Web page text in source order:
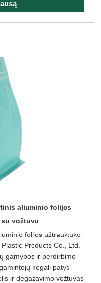
aliuminio folijos
vožtuvu
folijos užtrauktuko
Products Co., Ltd.
gamybos ir perdirbimo
negali patys
ir degazavimo vožtuvas